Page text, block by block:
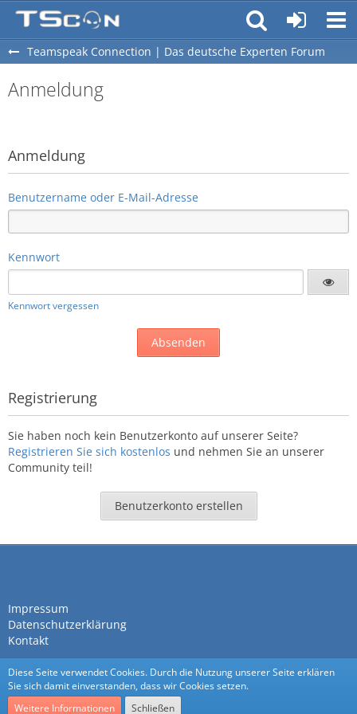
Teamspeak Connection | Das deutsche Experten Forum
Anmeldung
Anmeldung
Benutzername oder E-Mail-Adresse
Kennwort
Kennwort vergessen
Registrierung
Sie haben noch kein Benutzerkonto auf unserer Seite?
Registrieren Sie sich kostenlos und nehmen Sie an unserer
Community teil!
Benutzerkonto erstellen
Impressum
Datenschutzerklärung
Kontakt
Diese Seite verwendet Cookies. Durch die Nutzung unserer Seite erklären
Sie sich damit einverstanden, dass wir Cookies setzen.
Weitere Informationen
Schließen